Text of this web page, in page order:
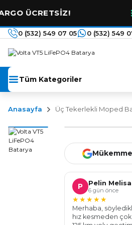
0 (532) 549 07 05 0 (532) 549
Tüm Kategoriler
Anasayfa Üç Tekerlekli Moped
P Pelin Melisa
6 gün önce
★★★★★
Merhaba,
hız kesmeden çok